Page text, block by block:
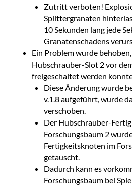
Zutritt verboten!
Splittergranaten
10 Sekunden lang jede
Granatenschadens
Ein Problem wurde
Hubschrauber-Slot 2 vor
freigeschaltet werden
Diese Änderung wurde
v.1.8 aufgeführt, wurde
verschoben.
Der Hubschrauber-
Forschungsbaum 2
Fertigkeitsknoten im
getauscht.
Dadurch kann es
Forschungsbaum bei